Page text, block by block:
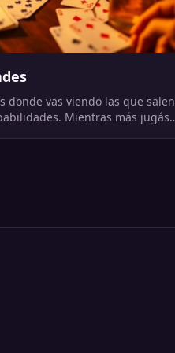
donde vas viendo las que salen
Mientras más jugás,